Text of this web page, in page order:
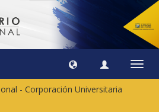
- Corporación Universitaria